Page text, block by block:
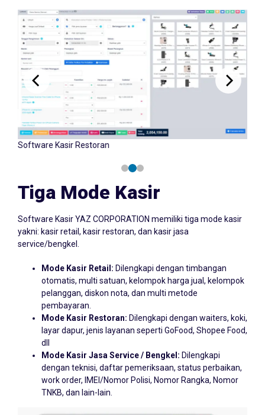
Software Kasir Retail
Tiga Mode Kasir
yakni: kasir retail, kasir restoran, dan kasir jasa
service/bengkel.
otomatis, multi satuan, kelompok harga jual, kelompok
pelanggan, diskon nota, dan multi metode
pembayaran.
Mode Kasir Restoran:
layar dapur, jenis layanan seperti GoFood, Shopee Food,
dll
Mode Kasir Jasa Service / Bengkel:
dengan teknisi, daftar pemeriksaan, status perbaikan,
work order, IMEI/Nomor Polisi, Nomor Rangka, Nomor
TNKB, dan lain-lain.